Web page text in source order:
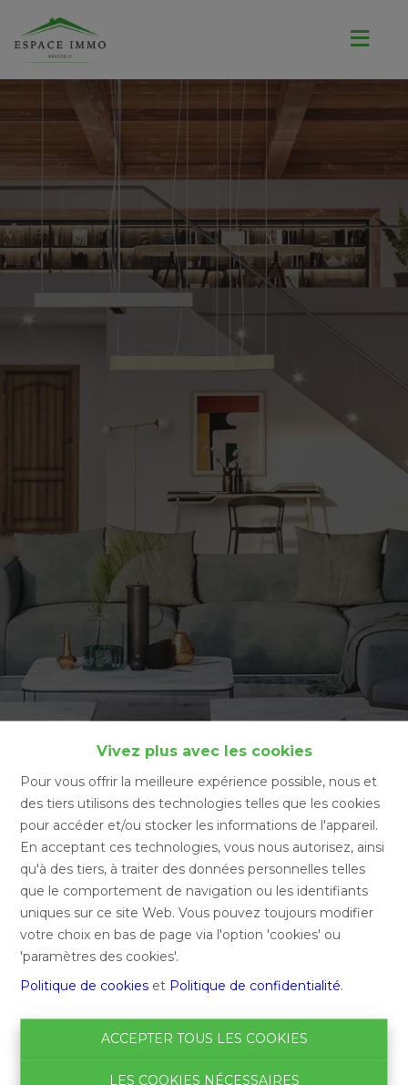
Vivez plus avec les cookies
Pour vous offrir la meilleure expérience possible, nous et
des tiers utilisons des technologies telles que les cookies
pour accéder et/ou stocker les informations de l'appareil.
En acceptant ces technologies, vous nous autorisez, ainsi
qu'à des tiers, à traiter des données personnelles telles
que le comportement de navigation ou les identifiants
uniques sur ce site Web. Vous pouvez toujours modifier
votre choix en bas de page via l'option 'cookies' ou
'paramètres des cookies'.
Politique de cookies et Politique de confidentialité.
ACCEPTER TOUS LES COOKIES
LES COOKIES NÉCESSAIRES
Accueil
Accueil